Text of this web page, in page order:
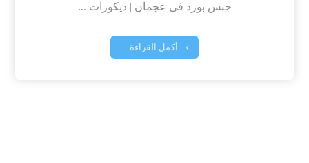
جبس بورد فى عجمان | ديكورات ...
أكمل القراءة ...